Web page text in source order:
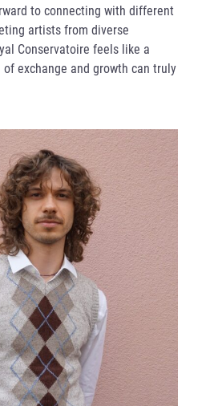
to connecting with different
artists from diverse
Conservatoire feels like a
exchange and growth can truly